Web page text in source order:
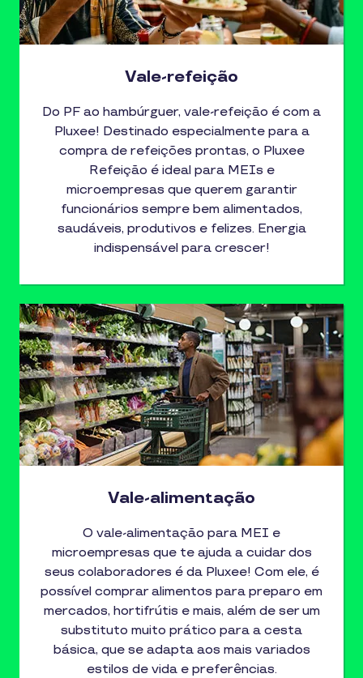
Vale-refeição
Do PF ao hambúrguer, vale-refeição é com a
Pluxee! Destinado especialmente para a
compra de refeições prontas, o Pluxee
Refeição é ideal para MEIs e
microempresas que querem garantir
funcionários sempre bem alimentados,
saudáveis, produtivos e felizes. Energia
indispensável para crescer!
Vale-alimentação
O vale-alimentação para MEI e
microempresas que te ajuda a cuidar dos
seus colaboradores é da Pluxee! Com ele, é
possível comprar alimentos para preparo em
mercados, hortifrútis e mais, além de ser um
substituto muito prático para a cesta
básica, que se adapta aos mais variados
estilos de vida e preferências.